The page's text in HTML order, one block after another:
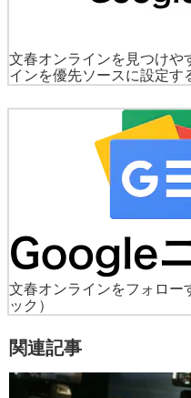
文春オンラインを見つけや
インを優先ソースに設定す
文春オンラインをフォロー
ック）
関連記事